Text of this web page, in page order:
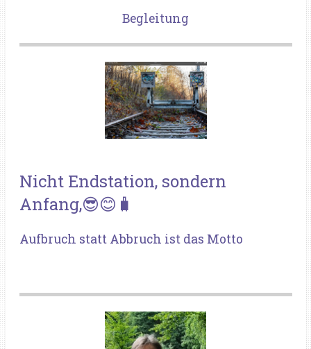
Begleitung
Nicht Endstation, sondern
Anfang,😎😊🧳
Aufbruch statt Abbruch ist das Motto